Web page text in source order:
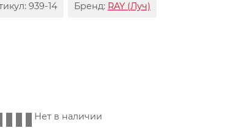
939-14 Бренд: RAY (Луч)
Нет в наличии